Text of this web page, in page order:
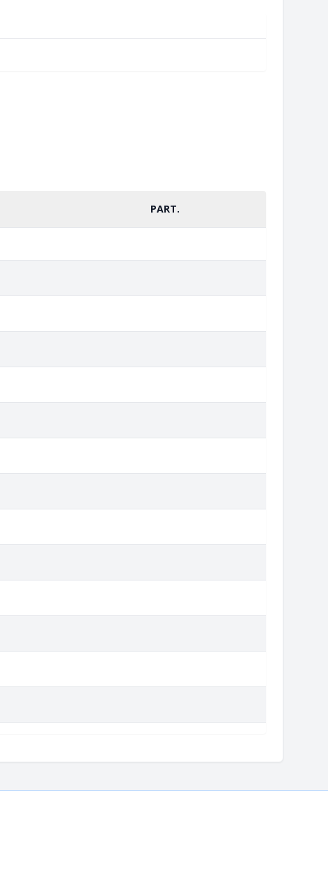
PART.